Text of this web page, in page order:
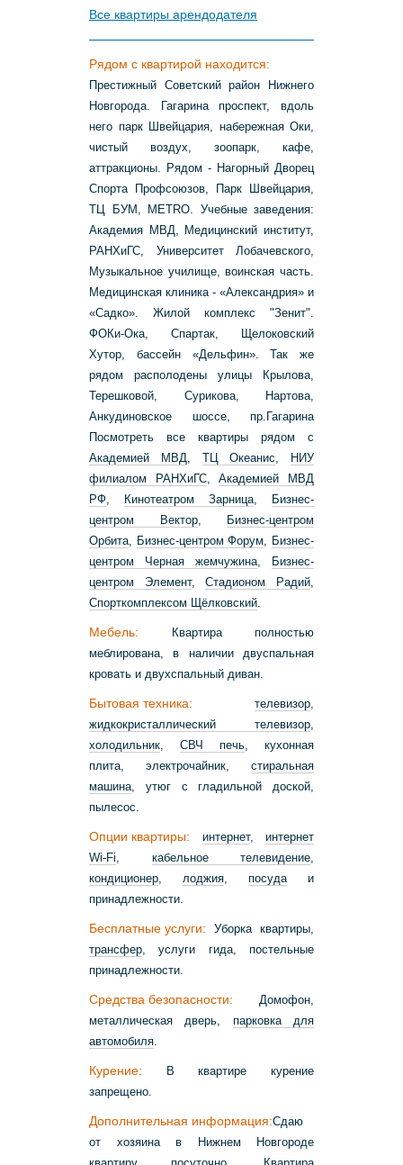
Все квартиры арендодателя
Рядом с квартирой находится:
Престижный Советский район Нижнего
Новгорода. Гагарина проспект, вдоль
него парк Швейцария, набережная Оки,
чистый воздух, зоопарк, кафе,
аттракционы. Рядом - Нагорный Дворец
Спорта Профсоюзов, Парк Швейцария,
ТЦ БУМ, METRO. Учебные заведения:
Академия МВД, Медицинский институт,
РАНХиГС, Университет Лобачевского,
Музыкальное училище, воинская часть.
Медицинская клиника - «Александрия» и
«Садко». Жилой комплекс "Зенит".
ФОКи-Ока, Спартак, Щелоковский
Хутор, бассейн «Дельфин». Так же
рядом располодены улицы Крылова,
Терешковой, Сурикова, Нартова,
Анкудиновское шоссе, пр.Гагарина
Посмотреть все квартиры рядом с
Академией МВД
ТЦ Океанис
НИУ
филиалом РАНХиГС,Академией МВД
РФ
Кинотеатром Зарница
Бизнес-
центром Вектор, Бизнес-центром
Орбита
Бизнес-центром Форум
Бизнес-
центром Черная жемчужина
Бизнес-
центром Элемент,Стадионом Радий
Спорткомплексом Щёлковский
Мебель: Квартира полностью
меблирована, в наличии двуспальная
кровать и двухспальный диван.
Бытовая техника: телевизор
жидкокристаллический телевизор
холодильник
СВЧ печь , кухонная
плита, электрочайник, стиральная
машина , утюг с гладильной доской,
пылесос.
Опции квартиры: интернет, интернет
Wi-Fi
кабельное телевидение
кондиционер
лоджия посуда и
принадлежности.
Бесплатные услуги: Уборка квартиры,
трансфер , услуги гида, постельные
принадлежности.
Средства безопасности: Домофон,
металлическая дверь, парковка для
автомобиля
Курение: В квартире курение
запрещено.
Дополнительная информация:Сдаю
от хозяина в Нижнем Новгороде